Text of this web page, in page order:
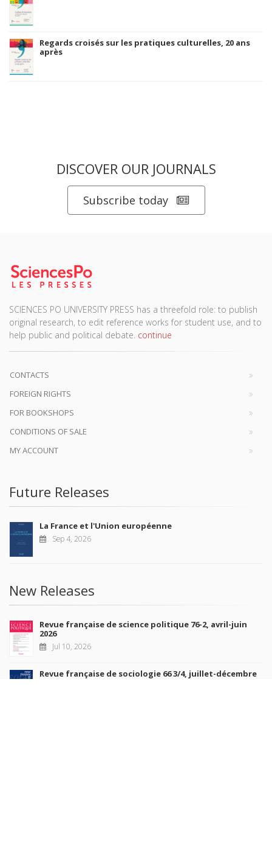
Regards croisés sur les pratiques culturelles, 20 ans
après
DISCOVER OUR JOURNALS
Subscribe today
SCIENCES PO UNIVERSITY PRESS has a threefold role: to publish
original research, to edit reference works for student use, and to
help public and political debate. continue
CONTACTS
FOREIGN RIGHTS
FOR BOOKSHOPS
CONDITIONS OF SALE
MY ACCOUNT
Future Releases
La France et l'Union européenne
Sep 4, 2026
New Releases
Revue française de science politique 76-2, avril-juin
2026
Jul 10, 2026
Revue française de sociologie 66 3/4, juillet-décembre